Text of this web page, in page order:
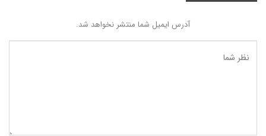
آدرس ایمیل شما منتشر نخواهد شد.